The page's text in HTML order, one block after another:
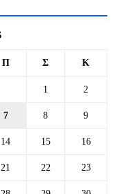
Π Σ Κ
1 2
7 8 9
14 15 16
21 22 23